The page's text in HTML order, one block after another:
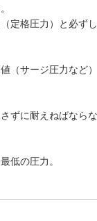
定格圧力）と必ず
（サージ圧力など
ずに耐えねばなら
低の圧力。